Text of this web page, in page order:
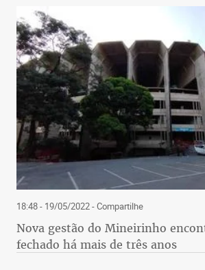
18:48 - 19/05/2022- Compartilhe
Nova gestão do Mineirinho
fechado há mais de três anos